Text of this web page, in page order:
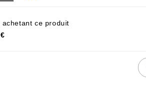
achetant ce produit